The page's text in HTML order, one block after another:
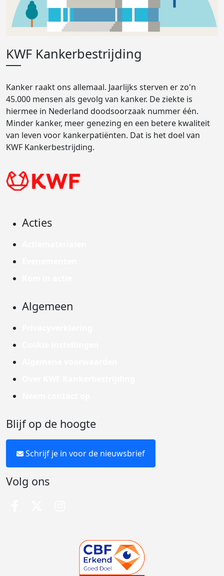
KWF Kankerbestrijding
Kanker raakt ons allemaal. Jaarlijks sterven er zo'n
45.000 mensen als gevolg van kanker. De ziekte is
hiermee in Nederland doodsoorzaak nummer één.
Minder kanker, meer genezing en een betere kwaliteit
van leven voor kankerpatiënten. Dat is het doel van
KWF Kankerbestrijding.
Acties
Algemeen
Blijf op de hoogte
Schrijf je in voor de nieuwsbrief
Volg ons